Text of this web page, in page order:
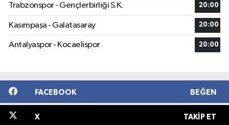
Trabzonspor - Gençlerbirliği S.K. 20:00
Kasımpaşa - Galatasaray 20:00
Antalyaspor - Kocaelispor 20:00
FACEBOOK BEĞEN
X TAKIP ET